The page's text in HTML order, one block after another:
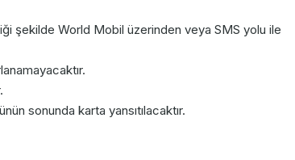
şekilde World Mobil üzerinden veya SMS yolu ile
sonunda karta yansıtılacaktır.